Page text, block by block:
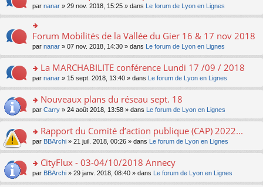
c
e
nt
pl
u
s
ré
c
e
nt
n
le
pl
u
s
c
e
nt
g
e
n
o
lu
pl
u
s
c
e
nt
e
s
g
e
n
o
lu
pl
u
s
c
e
nt
er
le
m
e
s
g
e
n
o
lu
pl
u
s
c
e
nt
o
n
s
ult
er
le
m
e
s
g
e
n
o
lu
pl
u
s
par nanar » 29 nov. 2018, 15:25 » dans Le forum de Lyon en Lignes
o
n
er
le
m
e
s
a
g
e
n
n
lu
le
Forum Mobilités de la Vallée du Gier 16 & 17 nov 2018
par nanar » 07 nov. 2018, 14:30 » dans Le forum de Lyon en Lignes
o
n
ult
er
le
m
e
a
g
e
La MARCHABILITE conférence Lundi 17 /09 / 2018
par nanar » 15 sept. 2018, 13:40 » dans Le forum de Lyon en Lignes
o
n
ult
er
le
m
e
Nouveaux plans du réseau sept. 18
par Carry » 24 août 2018, 13:58 » dans Le forum de Lyon en Lignes
o
n
ult
er
le
Rapport du Comité d’action publique (CAP) 2022...
par BBArchi » 21 juil. 2018, 00:26 » dans Le forum de Lyon en Lignes
o
n
CityFlux - 03-04/10/2018 Annecy
par BBArchi » 29 janv. 2018, 08:40 » dans Le forum de Lyon en Lignes